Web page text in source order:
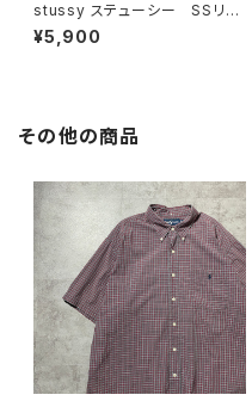
stussy ステューシー SSリン
ク ワンポイント ロゴプリン
ト カーキグリーン Tシャツ
¥5,900
その他の商品